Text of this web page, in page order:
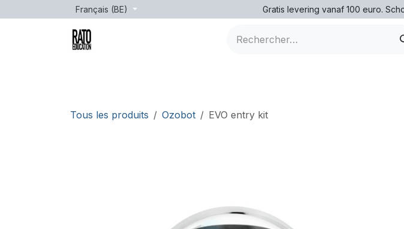
Se rendre au contenuFrançais (BE) Gratis levering vanaf 100 euro.
Tous les produits Ozobot EVO entry kit